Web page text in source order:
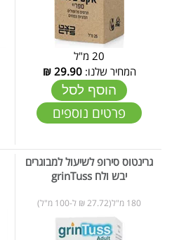
20 מ"ל
המחיר שלנו:29.90
₪
הוסף לסל
פרטים נוספים
גרינטוס סירופ לשיעול למבוגרים
יבש ולח grinTuss
180 מ"ל(27.72 ₪ ל-100 מ"ל)